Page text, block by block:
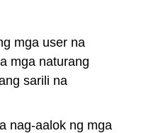
mga user na
mga naturang
sarili na
nag-aalok ng mga